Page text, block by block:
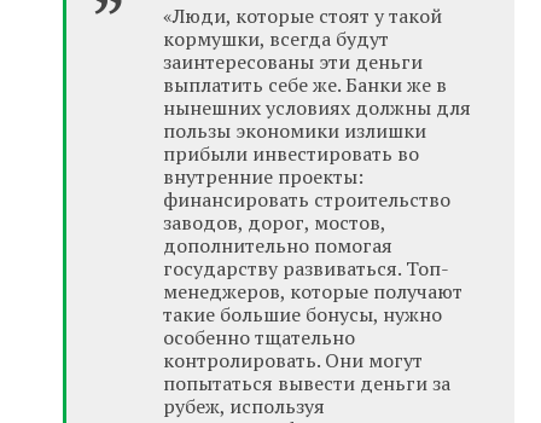
«Люди, которые стоят у такой
кормушки, всегда будут
заинтересованы эти деньги
выплатить себе же. Банки же в
нынешних условиях должны для
пользы экономики излишки
прибыли инвестировать во
внутренние проекты:
финансировать строительство
заводов, дорог, мостов,
дополнительно помогая
государству развиваться. Топ-
менеджеров, которые получают
такие большие бонусы, нужно
особенно тщательно
контролировать. Они могут
попытаться вывести деньги за
рубеж, используя